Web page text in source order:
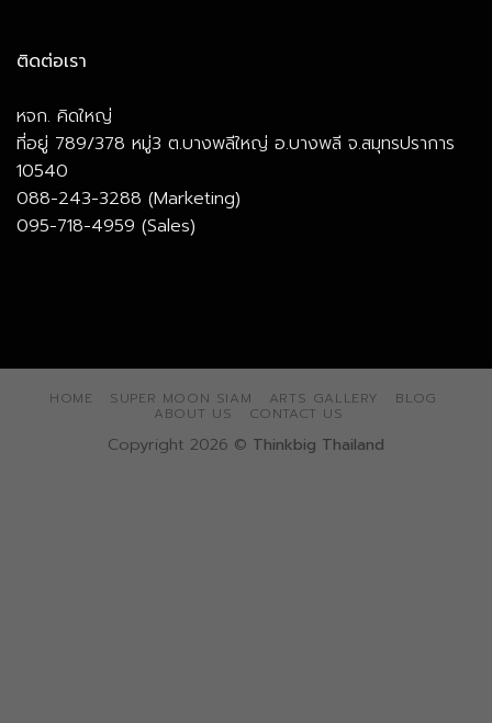
ติดต่อเรา
หจก. คิดใหญ่
ที่อยู่ 789/378 หมู่3 ต.บางพลีใหญ่ อ.บางพลี จ.สมุทรปราการ
10540
088-243-3288 (Marketing)
095-718-4959 (Sales)
HOME SUPER MOON SIAM ARTS GALLERY BLOG
ABOUT US CONTACT US
Copyright 2026 © Thinkbig Thailand